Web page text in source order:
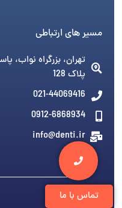
تماس با ما
مسیر های ارتباطی
تهران، بزرگراه نواب،
پلاک 128
021-44069416
0912-6868934
info@denti.ir